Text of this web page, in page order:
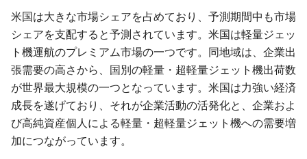
米国は大きな市場シェアを占めており、予測期間中も市場
シェアを支配すると予測されています。米国は軽量ジェッ
ト機運航のプレミアム市場の一つです。同地域は、企業出
張需要の高さから、国別の軽量・超軽量ジェット機出荷数
が世界最大規模の一つとなっています。米国は力強い経済
成長を遂げており、それが企業活動の活発化と、企業およ
び高純資産個人による軽量・超軽量ジェット機への需要増
加につながっています。